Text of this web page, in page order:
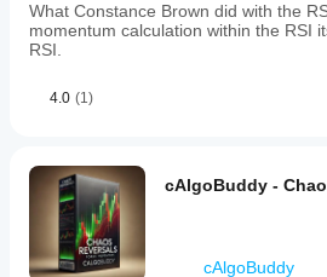
What Constance Brown did with the
momentum calculation within the RSI
RSI.
4.0 (1)
cAlgoBuddy -
cAlgoBuddy